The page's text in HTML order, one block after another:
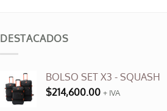
DESTACADOS
BOLSO SET X3 - SQUASH
$214,600.00 + IVA